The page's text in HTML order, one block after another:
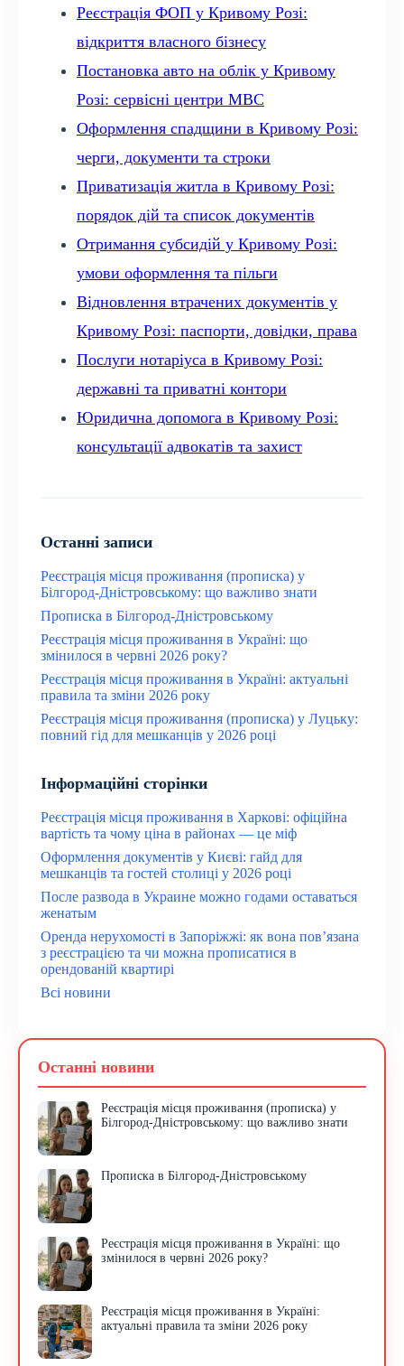
Реєстрація ФОП у Кривому Розі:
відкриття власного бізнесу
Постановка авто на облік у Кривому
Розі: сервісні центри МВС
Оформлення спадщини в Кривому Розі:
черги, документи та строки
Приватизація житла в Кривому Розі:
порядок дій та список документів
Отримання субсидій у Кривому Розі:
умови оформлення та пільги
Відновлення втрачених документів у
Кривому Розі: паспорти, довідки, права
Послуги нотаріуса в Кривому Розі:
державні та приватні контори
Юридична допомога в Кривому Розі:
консультації адвокатів та захист
Останні записи
Реєстрація місця проживання (прописка) у
Білгород-Дністровському: що важливо знати
Прописка в Білгород-Дністровському
Реєстрація місця проживання в Україні: що
змінилося в червні 2026 року?
Реєстрація місця проживання в Україні: актуальні
правила та зміни 2026 року
Реєстрація місця проживання (прописка) у Луцьку:
повний гід для мешканців у 2026 році
Інформаційні сторінки
Реєстрація місця проживання в Харкові: офіційна
вартість та чому ціна в районах — це міф
Оформлення документів у Києві: гайд для
мешканців та гостей столиці у 2026 році
После развода в Украине можно годами оставаться
женатым
Оренда нерухомості в Запоріжжі: як вона пов’язана
з реєстрацією та чи можна прописатися в
орендованій квартирі
Всі новини
Останні новини
Реєстрація місця проживання (прописка) у
Білгород-Дністровському: що важливо знати
Прописка в Білгород-Дністровському
Реєстрація місця проживання в Україні: що
змінилося в червні 2026 року?
Реєстрація місця проживання в Україні:
актуальні правила та зміни 2026 року